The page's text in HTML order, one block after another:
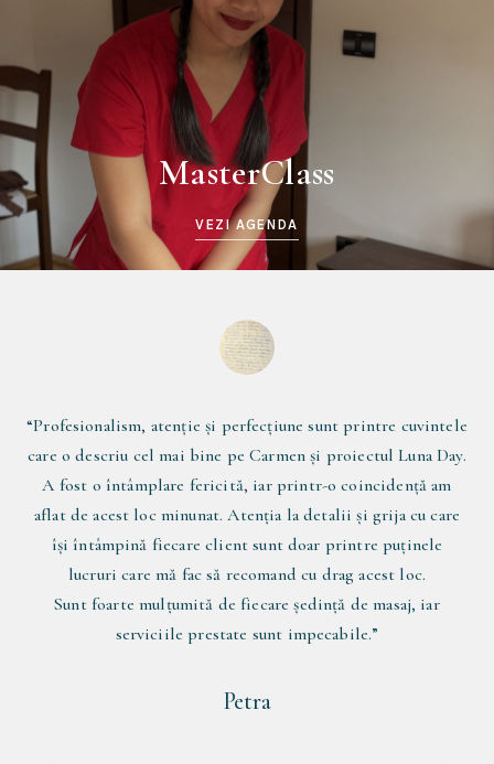
MasterClass
VEZI AGENDA
Suntem terapeuți, însă stresul cotidian nu ne „uită". Când
simțim corpul amorțit, brațele îți amorțesc, picioarele nu te
mai susțin, iar mintea îți este bulversată, vino aici, unde
timpul se oprește...
Mulțumim pentru o experiență unică, pentru relaxare, dar
mai ales pentru încărcarea sufletului.
Luna Day, mulțumim pentru că existați!
Suntem recunoscători pentru tot!!!”
Adelina & Ionut